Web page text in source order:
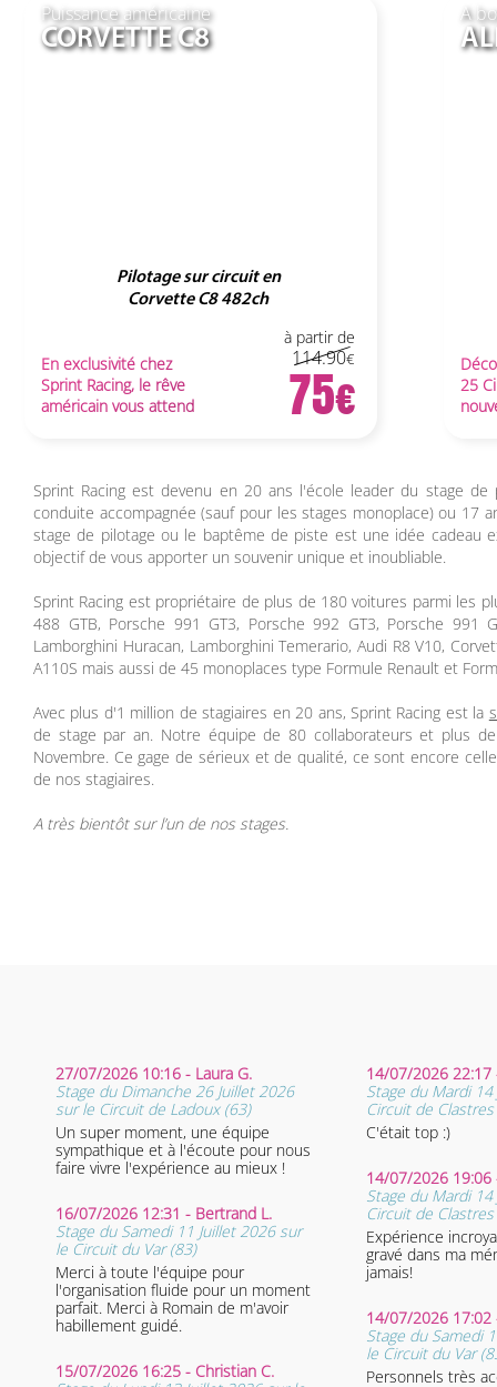
Sprint Racing est devenu en 20 ans l'école leader du stage
conduite accompagnée (sauf pour les stages monoplace) ou 17
stage de pilotage ou le baptême de piste est une idée cadeau
objectif de vous apporter un souvenir unique et inoubliable.
Sprint Racing est propriétaire de plus de 180 voitures parmi les
488 GTB, Porsche 991 GT3, Porsche 992 GT3, Porsche 991
Lamborghini Huracan, Lamborghini Temerario, Audi R8 V10,
A110S mais aussi de 45 monoplaces type Formule Renault et
Avec plus d'1 million de stagiaires en 20 ans, Sprint Racing est la
de stage par an. Notre équipe de 80 collaborateurs et plus
Novembre. Ce gage de sérieux et de qualité, ce sont encore
de nos stagiaires.
A très bientôt sur l’un de nos stages.
25
A
En exclusivité chez
Sprint Racing, le rêve
américain vous attend
Pilotage sur circuit en
Corvette C8482ch
Puissance américaine
CORVETTE C8
à partir de
114.90
75
27/07/2026 10:16 - Laura G.
Stage du Dimanche 26 Juillet 2026
sur le Circuit de Ladoux (63)
Un super moment, une équipe
sympathique et à l'écoute pour nous
faire vivre l'expérience au mieux !
16/07/2026 12:31 - Bertrand L.
Stage du Samedi 11 Juillet 2026 sur
le Circuit du Var (83)
Merci à toute l'équipe pour
l'organisation fluide pour un moment
parfait. Merci à Romain de m'avoir
habillement guidé.
15/07/2026 16:25 - Christian C.
14/07/2026 22:17
Stage du Mardi
Circuit de
C'était top :)
14/07/2026 19:06
Stage du Mardi
Circuit de
Expérience
gravé dans ma
jamais!
14/07/2026 17:02
Stage du Samedi
le Circuit du Var
Personnels très